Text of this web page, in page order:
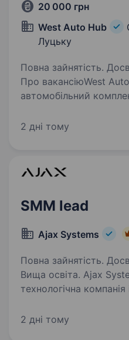
20 000 грн
West Auto Hub
Луцьку
Повна зайнятість.
Про вакансіюWest
автомобільний
та обслуговування
2 дні тому
SMM lead
Ajax Systems
Повна зайнятість.
Вища освіта. Ajax Systems — міжнародна
технологічна
довіряють уже понад
2 дні тому